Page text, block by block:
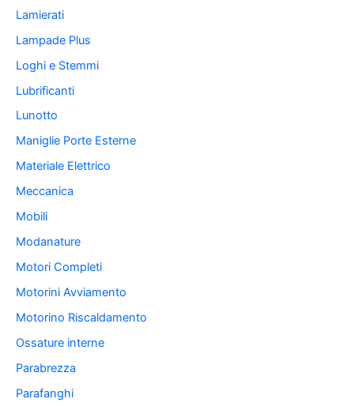
Lamierati
Lampade Plus
Loghi e Stemmi
Lubrificanti
Lunotto
Maniglie Porte Esterne
Materiale Elettrico
Meccanica
Mobili
Modanature
Motori Completi
Motorini Avviamento
Motorino Riscaldamento
Ossature interne
Parabrezza
Parafanghi